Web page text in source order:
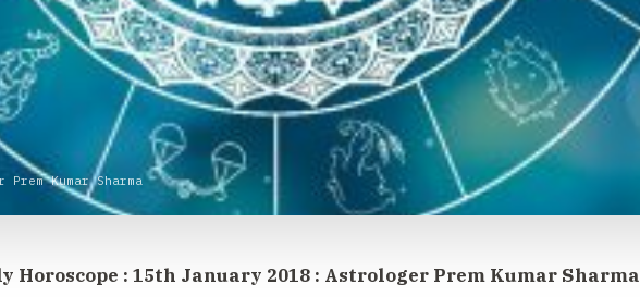
Kumar Sharma
Horoscope : 15th January 2018 : Astrologer Prem Kumar Sharma